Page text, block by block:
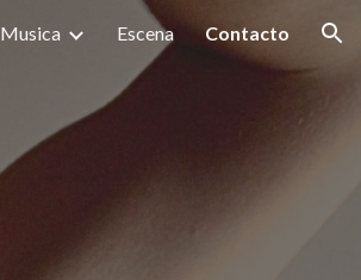
Musica Escena Contacto